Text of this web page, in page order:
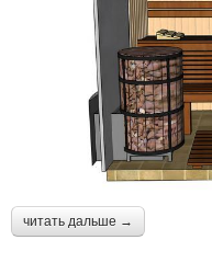
читать дальше →